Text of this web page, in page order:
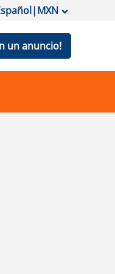
|MXN
un anuncio!